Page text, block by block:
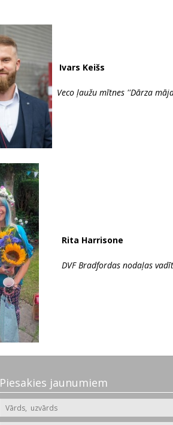
Ivars Keišs
Veco ļaužu mītnes ''Dārza
Rita Harrisone
DVF Bradfordas
Piesakies jaunumiem